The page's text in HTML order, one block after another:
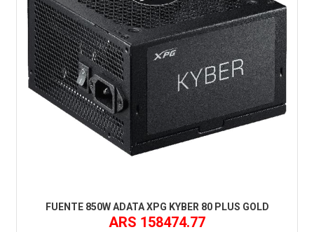
FUENTE 850W ADATA XPG KYBER 80 PLUS GOLD
ARS 158474.77